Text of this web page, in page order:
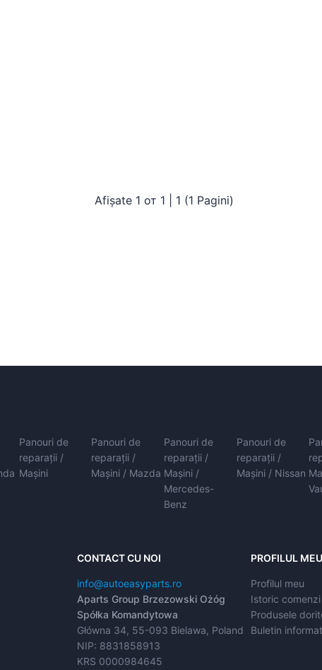
Afișate 1 от 1 | 1 (1 Pagini)
Panouri de
reparații /
Mașini
Panouri de
reparații /
Mașini / Mazda
Panouri de
reparații /
Mașini /
Mercedes-
Benz
Panouri de
reparații /
Mașini / Nissan
CONTACT CU NOI
info@autoeasyparts.ro
Aparts Group Brzezowski Ożóg
Spółka Komandytowa
Główna 34, 55-093 Bielawa, Poland
NIP: 8831858913
KRS 0000984645
PROFILUL MEU
Profilul meu
Istoric comenzi
Produsele
Buletin